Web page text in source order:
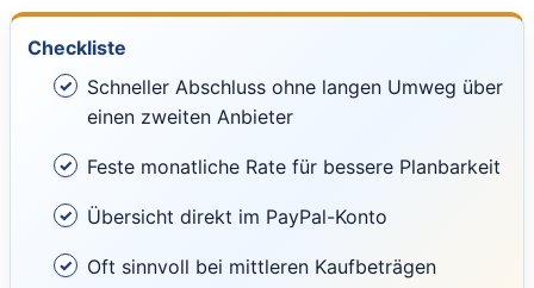
Checkliste
Schneller Abschluss ohne langen Umweg über
einen zweiten Anbieter
Feste monatliche Rate für bessere Planbarkeit
Übersicht direkt im PayPal-Konto
Oft sinnvoll bei mittleren Kaufbeträgen